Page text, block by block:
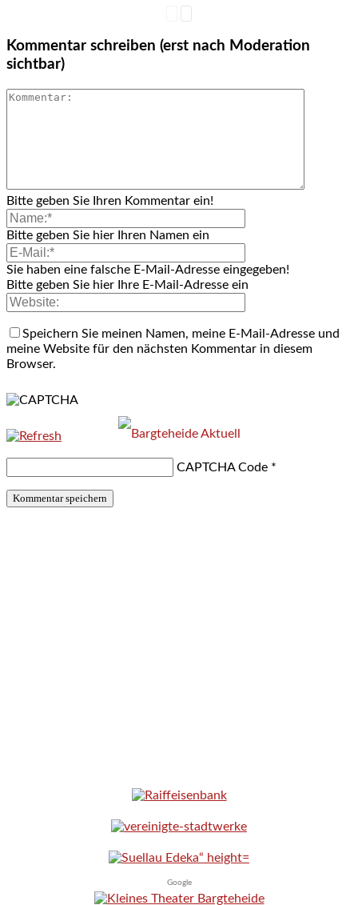
Kommentar schreiben (erst nach Moderation
sichtbar)
Bitte geben Sie Ihren Kommentar ein!
Bitte geben Sie hier Ihren Namen ein
Sie haben eine falsche E-Mail-Adresse eingegeben!
Bitte geben Sie hier Ihre E-Mail-Adresse ein
Speichern Sie meinen Namen, meine E-Mail-Adresse und
meine Website für den nächsten Kommentar in diesem
Browser.
CAPTCHA Code *
Google